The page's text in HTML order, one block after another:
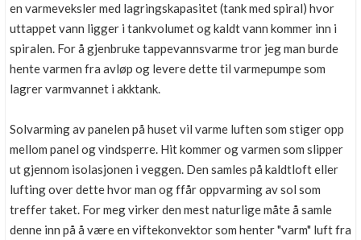
en varmeveksler med lagringskapasitet (tank med spiral) hvor
uttappet vann ligger i tankvolumet og kaldt vann kommer inn i
spiralen. For å gjenbruke tappevannsvarme tror jeg man burde
hente varmen fra avløp og levere dette til varmepumpe som
lagrer varmvannet i akktank.
Solvarming av panelen på huset vil varme luften som stiger opp
mellom panel og vindsperre. Hit kommer og varmen som slipper
ut gjennom isolasjonen i veggen. Den samles på kaldtloft eller
lufting over dette hvor man og ffår oppvarming av sol som
treffer taket. For meg virker den mest naturlige måte å samle
denne inn på å være en viftekonvektor som henter "varm" luft fra